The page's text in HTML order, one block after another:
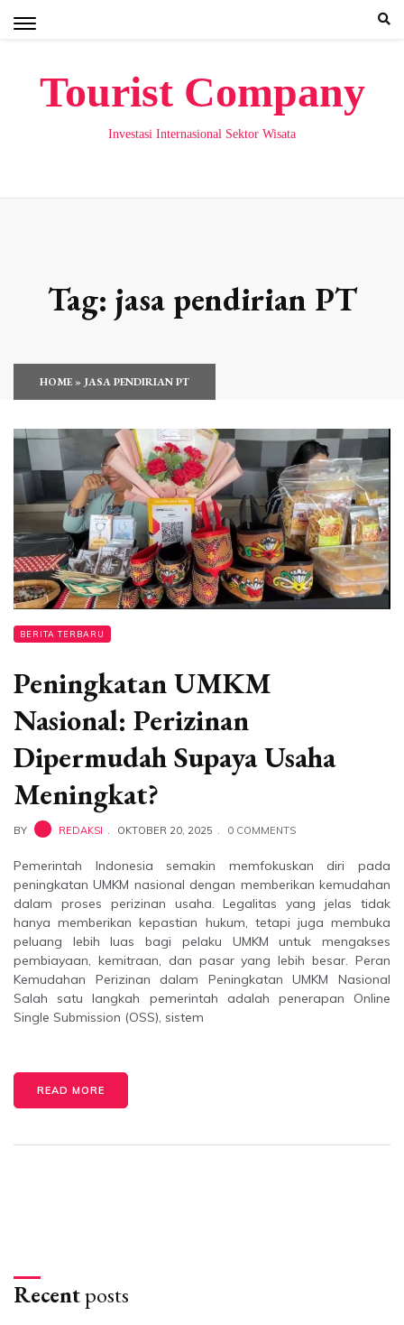
Tourist Company
Investasi Internasional Sektor Wisata
Tag: jasa pendirian PT
HOME» JASA PENDIRIAN PT
BERITA TERBARU
Peningkatan UMKM
Nasional: Perizinan
Dipermudah Supaya Usaha
Meningkat?
BY REDAKSI OKTOBER 20, 2025 0 COMMENTS
Pemerintah Indonesia semakin memfokuskan diri pada
peningkatan UMKM nasional dengan memberikan kemudahan
dalam proses perizinan usaha. Legalitas yang jelas tidak
hanya memberikan kepastian hukum, tetapi juga membuka
peluang lebih luas bagi pelaku UMKM untuk mengakses
pembiayaan, kemitraan, dan pasar yang lebih besar. Peran
Kemudahan Perizinan dalam Peningkatan UMKM Nasional
Salah satu langkah pemerintah adalah penerapan Online
Single Submission (OSS), sistem
READ MORE
Recentposts